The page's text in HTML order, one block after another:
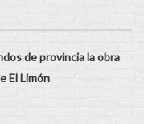
de provincia la obra
El Limón